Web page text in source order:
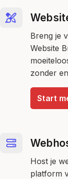
Breng je
Website
zonder
Start
Host je
platform